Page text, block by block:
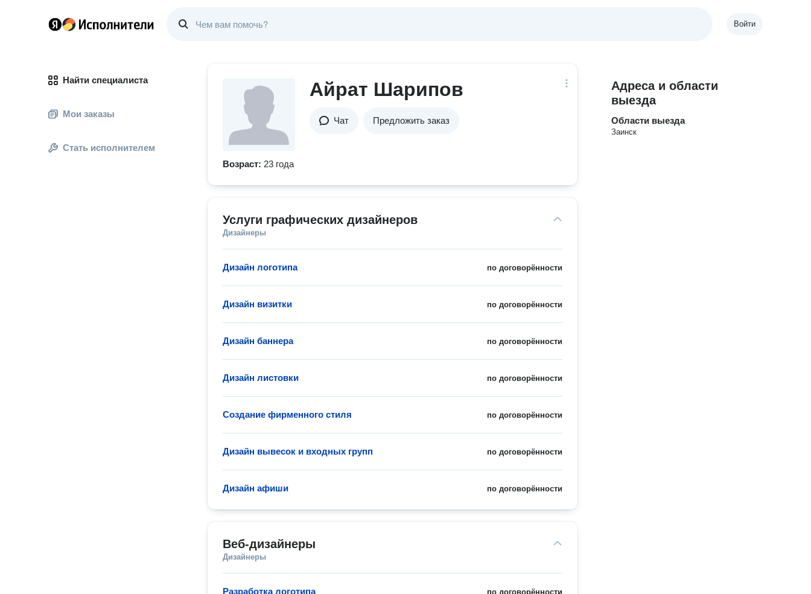
Войти
Найти специалиста
Мои заказы
Стать исполнителем
Айрат Шарипов
Чат Предложить заказ
Возраст: 23 года
Услуги графических дизайнеров
Дизайнеры
по договорённости
Дизайн логотипа
по договорённости
Дизайн визитки
по договорённости
Дизайн баннера
по договорённости
Дизайн листовки
по договорённости
Создание фирменного стиля
по договорённости
Дизайн вывесок и входных групп
по договорённости
Дизайн афиши
Веб-дизайнеры
Дизайнеры
по договорённости
Разработка логотипа
Адреса и области
выезда
Области выезда
Заинск